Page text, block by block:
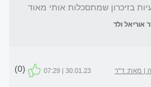
| מאת: ד"ר
30.01.23 | 07:29
(0)